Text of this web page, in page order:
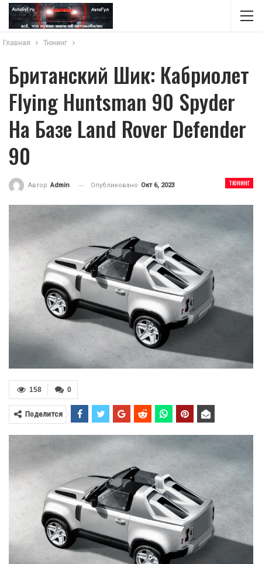
Главная Тюнинг
Британский Шик: Кабриолет
Flying Huntsman 90 Spyder
На Базе Land Rover Defender
90
ТЮНИНГ
Автор Admin Опубликовано Окт 6, 2023
0
158
Поделится